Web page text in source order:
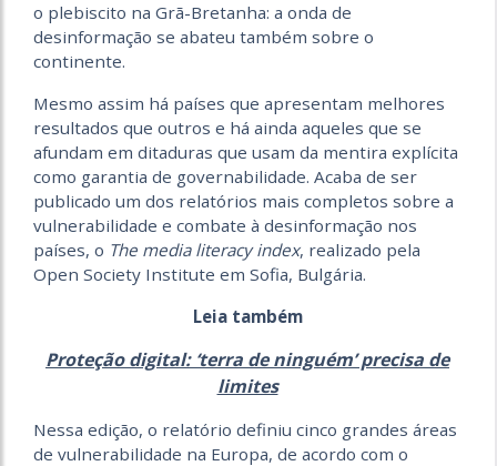
o plebiscito na Grã-Bretanha: a onda de
desinformação se abateu também sobre o
continente.
Mesmo assim há países que apresentam melhores
resultados que outros e há ainda aqueles que se
afundam em ditaduras que usam da mentira explícita
como garantia de governabilidade. Acaba de ser
publicado um dos relatórios mais completos sobre a
vulnerabilidade e combate à desinformação nos
países, o The media literacy index, realizado pela
Open Society Institute em Sofia, Bulgária.
Leia também
Proteção digital: ‘terra de ninguém’ precisa de
limites
Nessa edição, o relatório definiu cinco grandes áreas
de vulnerabilidade na Europa, de acordo com o